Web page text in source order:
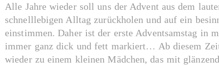
Alle Jahre wieder soll uns der Advent aus dem
schnelllebigen Alltag zurückholen und auf ein
einstimmen. Daher ist der erste Adventsamstag in
immer ganz dick und fett markiert… Ab diesem
wieder zu einem kleinen Mädchen, das mit